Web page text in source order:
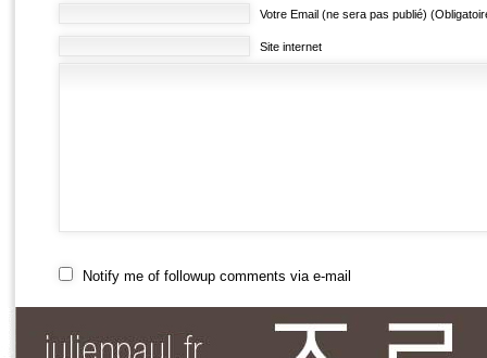
Votre Email (ne sera pas publié)
Site internet
Notify me of followup comments via e-mail